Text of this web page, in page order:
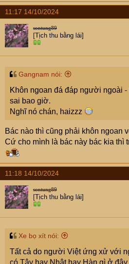
r
11:17 14/10/2024
sontung89
[Tịch thu bằng lái]
Gangnam nói:
Khôn ngoan đá đáp người ngoài
sai bao giờ.
Nghĩ nó chán, haizzz
Bác nào thì cũng phải khôn ngoan
Cứ cho mình là bác này bác kia thì
11:18 14/10/2024
sontung89
[Tịch thu bằng lái]
Xe bọ xít nói:
Tất cả do người Việt ứng xử với
có Tây hay Nhật hay Hàn gì ở